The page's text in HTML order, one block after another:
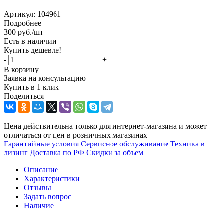
Артикул: 104961
Подробнее
300 руб./шт
Есть в наличии
Купить дешевле!
-
+
В корзину
Заявка на консультацию
Купить в 1 клик
Поделиться
Цена действительна только для интернет-магазина и может
отличаться от цен в розничных магазинах
Гарантийные условия Сервисное обслуживание Техника в
лизинг Доставка по РФ Скидки за объем
Описание
Характеристики
Отзывы
Задать вопрос
Наличие